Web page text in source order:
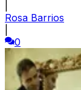
Rosa Barrios
0